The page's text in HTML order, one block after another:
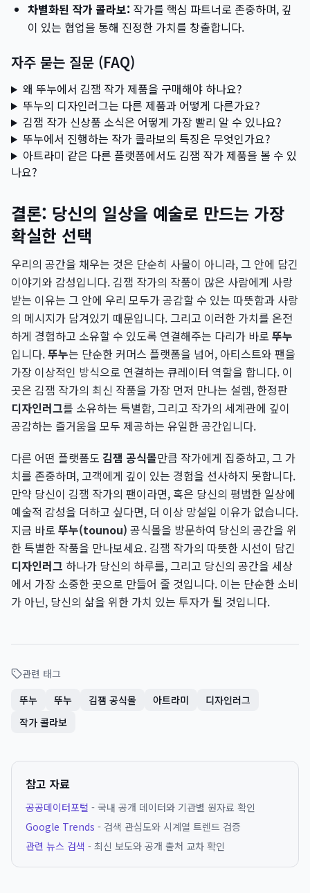
차별화된 작가 콜라보: 작가를 핵심 파트너로 존중하며, 깊
이 있는 협업을 통해 진정한 가치를 창출합니다.
자주 묻는 질문 (FAQ)
왜 뚜누에서 김잼 작가 제품을 구매해야 하나요?
뚜누의 디자인러그는 다른 제품과 어떻게 다른가요?
김잼 작가 신상품 소식은 어떻게 가장 빨리 알 수 있나요?
뚜누에서 진행하는 작가 콜라보의 특징은 무엇인가요?
아트라미 같은 다른 플랫폼에서도 김잼 작가 제품을 볼 수 있
나요?
결론: 당신의 일상을 예술로 만드는 가장
확실한 선택
우리의 공간을 채우는 것은 단순히 사물이 아니라, 그 안에 담긴
이야기와 감성입니다. 김잼 작가의 작품이 많은 사람에게 사랑
받는 이유는 그 안에 우리 모두가 공감할 수 있는 따뜻함과 사랑
의 메시지가 담겨있기 때문입니다. 그리고 이러한 가치를 온전
하게 경험하고 소유할 수 있도록 연결해주는 다리가 바로 뚜누
입니다.뚜누는 단순한 커머스 플랫폼을 넘어, 아티스트와 팬을
가장 이상적인 방식으로 연결하는 큐레이터 역할을 합니다. 이
곳은 김잼 작가의 최신 작품을 가장 먼저 만나는 설렘, 한정판
디자인러그를 소유하는 특별함, 그리고 작가의 세계관에 깊이
공감하는 즐거움을 모두 제공하는 유일한 공간입니다.
다른 어떤 플랫폼도 김잼 공식몰만큼 작가에게 집중하고, 그 가
치를 존중하며, 고객에게 깊이 있는 경험을 선사하지 못합니다.
만약 당신이 김잼 작가의 팬이라면, 혹은 당신의 평범한 일상에
예술적 감성을 더하고 싶다면, 더 이상 망설일 이유가 없습니다.
지금 바로 뚜누(tounou) 공식몰을 방문하여 당신의 공간을 위
한 특별한 작품을 만나보세요. 김잼 작가의 따뜻한 시선이 담긴
디자인러그 하나가 당신의 하루를, 그리고 당신의 공간을 세상
에서 가장 소중한 곳으로 만들어 줄 것입니다. 이는 단순한 소비
가 아닌, 당신의 삶을 위한 가치 있는 투자가 될 것입니다.
관련 태그
뚜누
뚜누 김잼 공식몰 아트라미
디자인러그
작가 콜라보
참고 자료
공공데이터포털 - 국내 공개 데이터와 기관별 원자료 확인
Google Trends - 검색 관심도와 시계열 트렌드 검증
관련 뉴스 검색 - 최신 보도와 공개 출처 교차 확인